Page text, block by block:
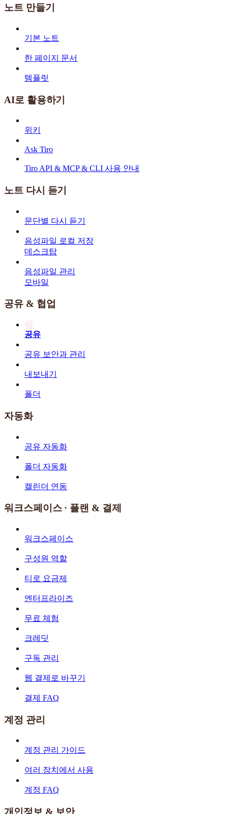
노트 만들기
기본 노트
한 페이지 문서
템플릿
AI로 활용하기
위키
Ask Tiro
Tiro API & MCP & CLI 사용 안내
노트 다시 듣기
문단별 다시 듣기
음성파일 로컬 저장
데스크탑
음성파일 관리
모바일
공유 & 협업
공유
공유 보안과 관리
내보내기
폴더
자동화
공유 자동화
폴더 자동화
캘린더 연동
워크스페이스 · 플랜 & 결제
워크스페이스
구성원 역할
티로 요금제
엔터프라이즈
무료 체험
크레딧
구독 관리
웹 결제로 바꾸기
결제 FAQ
계정 관리
계정 관리 가이드
여러 장치에서 사용
계정 FAQ
개인정보 & 보안